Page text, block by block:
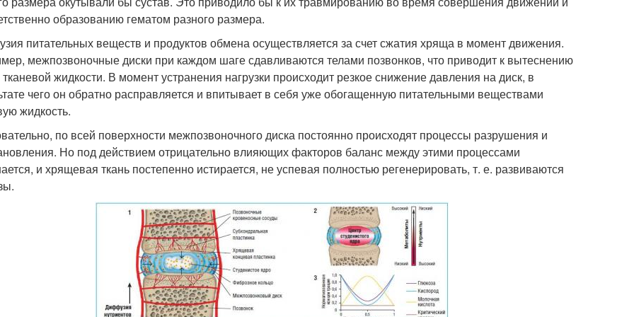
образованию гематом разного размера.
питательных веществ и продуктов обмена осуществляется за счет сжатия хряща в момент движения.
межпозвоночные диски при каждом шаге сдавливаются телами позвонков, что приводит к вытеснению
тканевой жидкости. В момент устранения нагрузки происходит резкое снижение давления на диск, в
чего он обратно расправляется и впитывает в себя уже обогащенную питательными веществами
жидкость.
по всей поверхности межпозвоночного диска постоянно происходят процессы разрушения и
Но под действием отрицательно влияющих факторов баланс между этими процессами
и хрящевая ткань постепенно истирается, не успевая полностью регенерировать, т. е. развиваются